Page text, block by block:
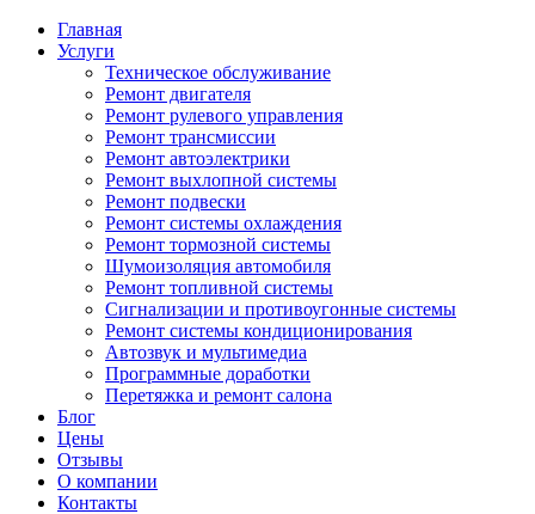
Главная
Услуги
Техническое обслуживание
Ремонт двигателя
Ремонт рулевого управления
Ремонт трансмиссии
Ремонт автоэлектрики
Ремонт выхлопной системы
Ремонт подвески
Ремонт системы охлаждения
Ремонт тормозной системы
Шумоизоляция автомобиля
Ремонт топливной системы
Сигнализации и противоугонные системы
Ремонт системы кондиционирования
Автозвук и мультимедиа
Программные доработки
Перетяжка и ремонт салона
Блог
Цены
Отзывы
О компании
Контакты